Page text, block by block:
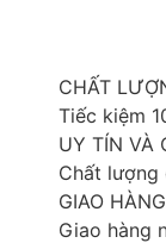
CHẤT
Tiếc kiệm
UY TÍN VÀ
Chất lượng
GIAO
Giao hàng